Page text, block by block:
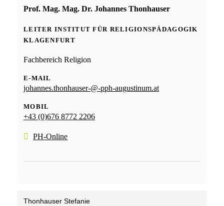
Prof. Mag. Mag. Dr. Johannes Thonhauser
LEITER INSTITUT FÜR RELIGIONSPÄDAGOGIK
KLAGENFURT
Fachbereich Religion
E-MAIL
johannes.thonhauser-@-pph-augustinum.at
MOBIL
+43 (0)676 8772 2206
PH-Online
Thonhauser Stefanie